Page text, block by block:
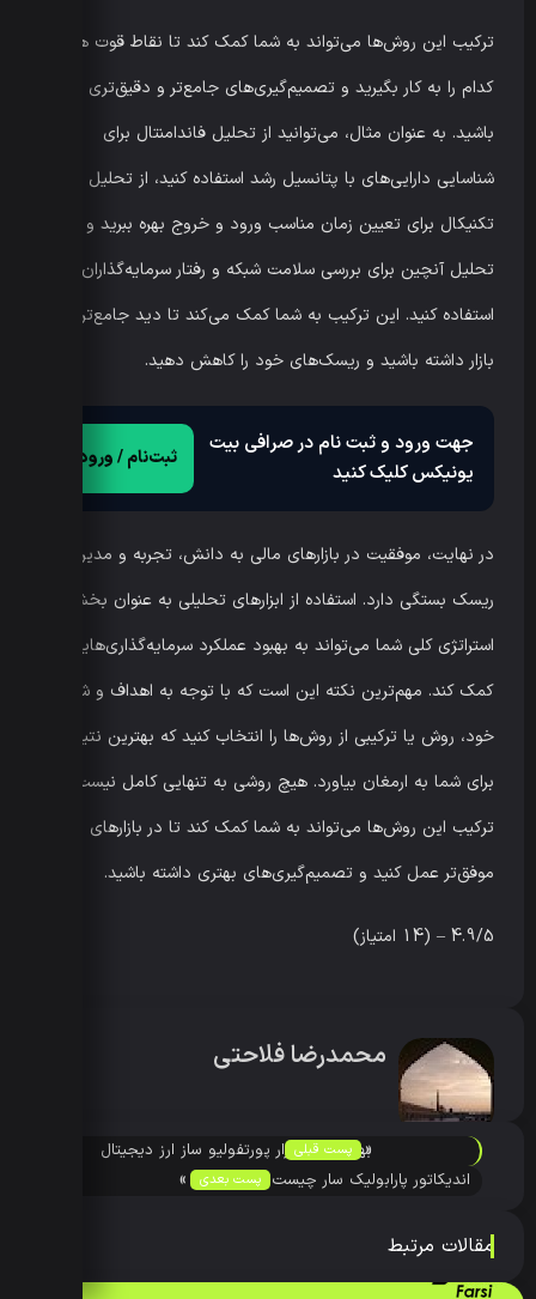
ترکیب این روش‌ها می‌تواند به شما کمک کند تا نقاط قوت هر
کدام را به کار بگیرید و تصمیم‌گیری‌های جامع‌تر و دقیق‌تری داشته
باشید. به عنوان مثال، می‌توانید از تحلیل فاندامنتال برای
شناسایی دارایی‌های با پتانسیل رشد استفاده کنید، از تحلیل
تکنیکال برای تعیین زمان مناسب ورود و خروج بهره ببرید و از
تحلیل آنچین برای بررسی سلامت شبکه و رفتار سرمایه‌گذاران بزرگ
استفاده کنید. این ترکیب به شما کمک می‌کند تا دید جامع‌تری از
بازار داشته باشید و ریسک‌های خود را کاهش دهید.
جهت ورود و ثبت نام در صرافی بیت
یونیکس کلیک کنید
ثبت‌نام / ورود
در نهایت، موفقیت در بازارهای مالی به دانش، تجربه و مدیریت
ریسک بستگی دارد. استفاده از ابزارهای تحلیلی به عنوان بخشی از
استراتژی کلی شما می‌تواند به بهبود عملکرد سرمایه‌گذاری‌هایتان
کمک کند. مهم‌ترین نکته این است که با توجه به اهداف و شرایط
خود، روش یا ترکیبی از روش‌ها را انتخاب کنید که بهترین نتیجه را
برای شما به ارمغان بیاورد. هیچ روشی به تنهایی کامل نیست، اما
ترکیب این روش‌ها می‌تواند به شما کمک کند تا در بازارهای مالی
موفق‌تر عمل کنید و تصمیم‌گیری‌های بهتری داشته باشید.
4.9/5 – (14 امتیاز)
محمدرضا فلاحتی
« پست قبلی
بهترین نرم‌افزار پورتفولیو ساز ارز دیجیتال
چیست؟
اندیکاتور پارابولیک سار چیست؟ آموزش و
پست بعدی »
مقالات مرتبط